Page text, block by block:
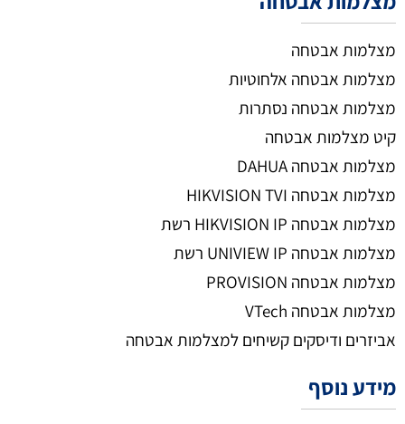
מצלמות אבטחה
מצלמות אבטחה אלחוטיות
מצלמות אבטחה נסתרות
קיט מצלמות אבטחה
מצלמות אבטחה DAHUA
מצלמות אבטחה HIKVISION TVI
מצלמות אבטחה HIKVISION IP רשת
מצלמות אבטחה UNIVIEW IP רשת
מצלמות אבטחה PROVISION
מצלמות אבטחה VTech
אביזרים ודיסקים קשיחים למצלמות אבטחה
מידע נוסף